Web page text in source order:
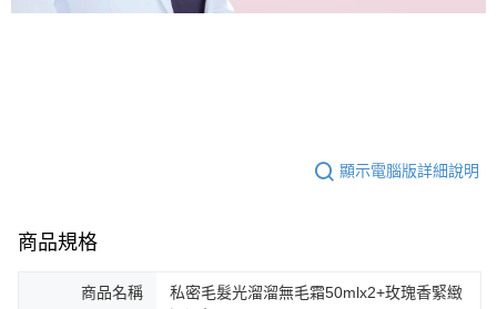
顯示電腦版詳細說明
商品規格
商品名稱
私密毛髮光溜溜無毛霜50mlx2+玫瑰香緊緻